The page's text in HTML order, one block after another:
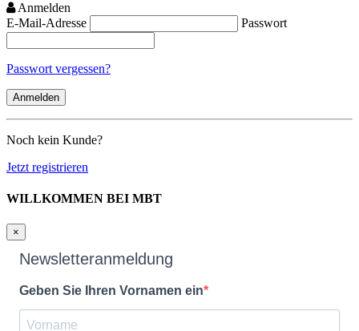
Anmelden
E-Mail-Adresse
Passwort
Passwort vergessen?
Noch kein Kunde?
Jetzt registrieren
WILLKOMMEN BEI MBT
×
Newsletteranmeldung
Geben Sie Ihren Vornamen ein